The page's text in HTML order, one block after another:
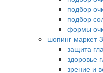
подбор
подбор
формы
шопинг-маркет-3
защита
здоровье
зрение и